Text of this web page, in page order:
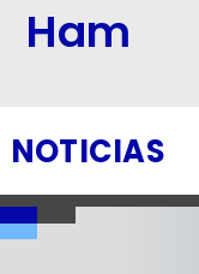
Ham
NOTICIAS